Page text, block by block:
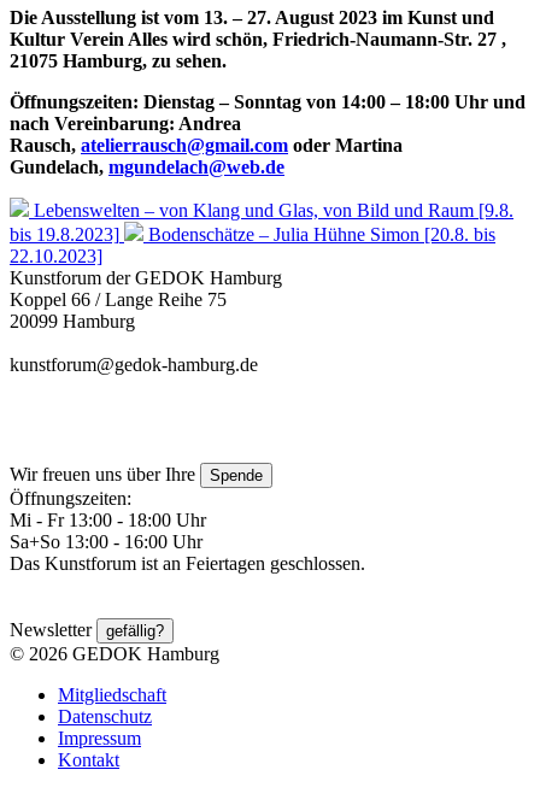
Die Ausstellung ist vom 13. – 27. August 2023 im Kunst und
Kultur Verein Alles wird schön, Friedrich-Naumann-Str. 27 ,
21075 Hamburg, zu sehen.
Öffnungszeiten: Dienstag – Sonntag von 14:00 – 18:00 Uhr und
nach Vereinbarung: Andrea
Rausch, atelierrausch@gmail.com oder Martina
Gundelach, mgundelach@web.de
Lebenswelten – von Klang und Glas, von Bild und Raum [9.8.
bis 19.8.2023]
Bodenschätze – Julia Hühne Simon [20.8. bis
22.10.2023]
Kunstforum der GEDOK Hamburg
Koppel 66 / Lange Reihe 75
20099 Hamburg
kunstforum@gedok-hamburg.de
Wir freuen uns über Ihre Spende
Öffnungszeiten:
Mi - Fr 13:00 - 18:00 Uhr
Sa+So 13:00 - 16:00 Uhr
Das Kunstforum ist an Feiertagen geschlossen.
Newsletter gefällig?
© 2026 GEDOK Hamburg
Mitgliedschaft
Datenschutz
Impressum
Kontakt